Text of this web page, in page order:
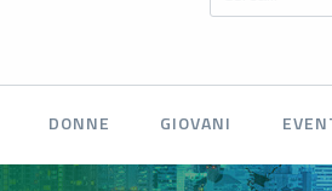
DONNE GIOVANI